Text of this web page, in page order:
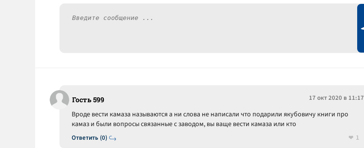
Гость 599 17 окт 2020 в 11:17
Ответить (0)
Вроде вести камаза называются а ни слова не написали что подарили якубовичу книги про
камаз и были вопросы связанные с заводом, вы ваще вести камаза или кто
1